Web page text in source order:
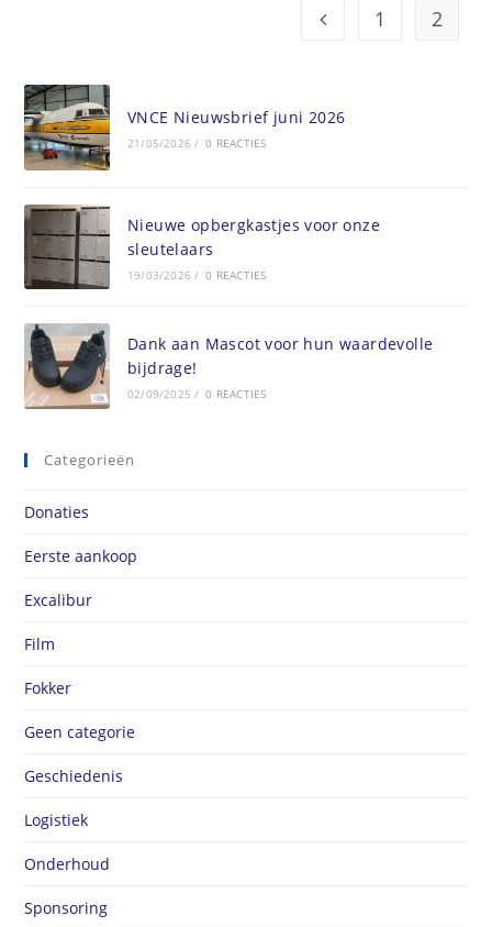
1 2
VNCE Nieuwsbrief juni 2026
21/05/2026 / 0 REACTIES
Nieuwe opbergkastjes voor onze
sleutelaars
19/03/2026 / 0 REACTIES
Dank aan Mascot voor hun waardevolle
bijdrage!
02/09/2025 / 0 REACTIES
Categorieën
Donaties
Eerste aankoop
Excalibur
Film
Fokker
Geen categorie
Geschiedenis
Logistiek
Onderhoud
Sponsoring